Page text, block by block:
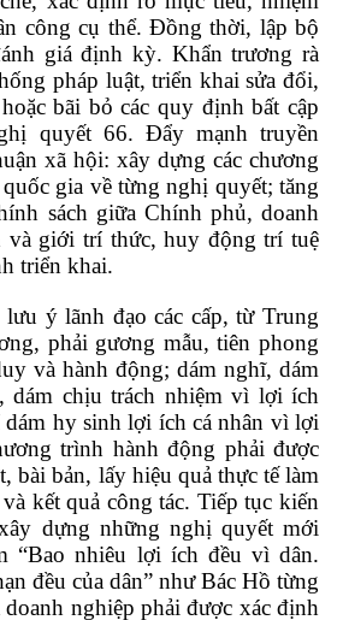
công cụ thể. Đồng thời, lập bộ
giá định kỳ. Khẩn trương rà
pháp luật, triển khai sửa đổi,
bãi bỏ các quy định bất cập
quyết 66. Đẩy mạnh truyền
xã hội: xây dựng các chương
gia về từng nghị quyết; tăng
sách giữa Chính phủ, doanh
và giới trí thức, huy động trí tuệ
triển khai.
ý lãnh đạo các cấp, từ Trung
phải gương mẫu, tiên phong
và hành động; dám nghĩ, dám
dám chịu trách nhiệm vì lợi ích
dám hy sinh lợi ích cá nhân vì lợi
trình hành động phải được
bài bản, lấy hiệu quả thực tế làm
kết quả công tác. Tiếp tục kiến
dựng những nghị quyết mới
“Bao nhiêu lợi ích đều vì dân.
đều của dân” như Bác Hồ từng
nghiệp phải được xác định